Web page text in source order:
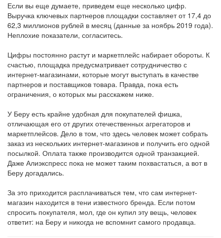
Если вы еще думаете, приведем еще несколько цифр.
Выручка ключевых партнеров площадки составляет от 17,4 до
62,3 миллионов рублей в месяц (данные за ноябрь 2019 года).
Неплохие показатели, согласитесь.
Цифры постоянно растут и маркетплейс набирает обороты. К
счастью, площадка предусматривает сотрудничество с
интернет-магазинами, которые могут выступать в качестве
партнеров и поставщиков товара. Правда, пока есть
ограничения, о которых мы расскажем ниже.
У Беру есть крайне удобная для покупателей фишка,
отличающая его от других отечественных агрегаторов и
маркетплейсов. Дело в том, что здесь человек может собрать
заказ из нескольких интернет-магазинов и получить его одной
посылкой. Оплата также производится одной транзакцией.
Даже Алиэкспресс пока не может таким похвастаться, а вот в
Беру догадались.
За это приходится расплачиваться тем, что сам интернет-
магазин находится в тени известного бренда. Если потом
спросить покупателя, мол, где он купил эту вещь, человек
ответит: на Беру и никогда не вспомнит самого продавца.